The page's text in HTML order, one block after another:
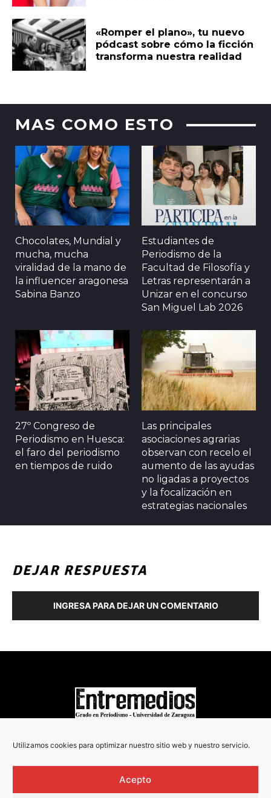
Utilizamos cookies para optimizar nuestro sitio web y nuestro servicio.
Acepto
«Romper el plano», tu nuevo
pódcast sobre cómo la ficción
transforma nuestra realidad
MAS COMO ESTO
Chocolates, Mundial y
mucha, mucha
viralidad de la mano de
la influencer aragonesa
Sabina Banzo
Estudiantes de
Periodismo de la
Facultad de Filosofía y
Letras representarán a
Unizar en el concurso
San Miguel Lab 2026
27º Congreso de
Periodismo en Huesca:
el faro del periodismo
en tiempos de ruido
Las principales
asociaciones agrarias
observan con recelo el
aumento de las ayudas
no ligadas a proyectos
y la focalización en
estrategias nacionales
DEJAR RESPUESTA
INGRESA PARA DEJAR UN COMENTARIO